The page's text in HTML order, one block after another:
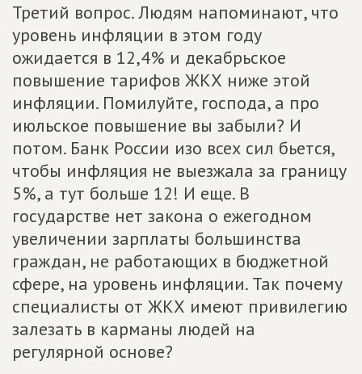
Третий вопрос. Людям напоминают, что
уровень инфляции в этом году
ожидается в 12,4% и декабрьское
повышение тарифов ЖКХ ниже этой
инфляции. Помилуйте, господа, а про
июльское повышение вы забыли? И
потом. Банк России изо всех сил бьется,
чтобы инфляция не выезжала за границу
5%, а тут больше 12! И еще. В
государстве нет закона о ежегодном
увеличении зарплаты большинства
граждан, не работающих в бюджетной
сфере, на уровень инфляции. Так почему
специалисты от ЖКХ имеют привилегию
залезать в карманы людей на
регулярной основе?